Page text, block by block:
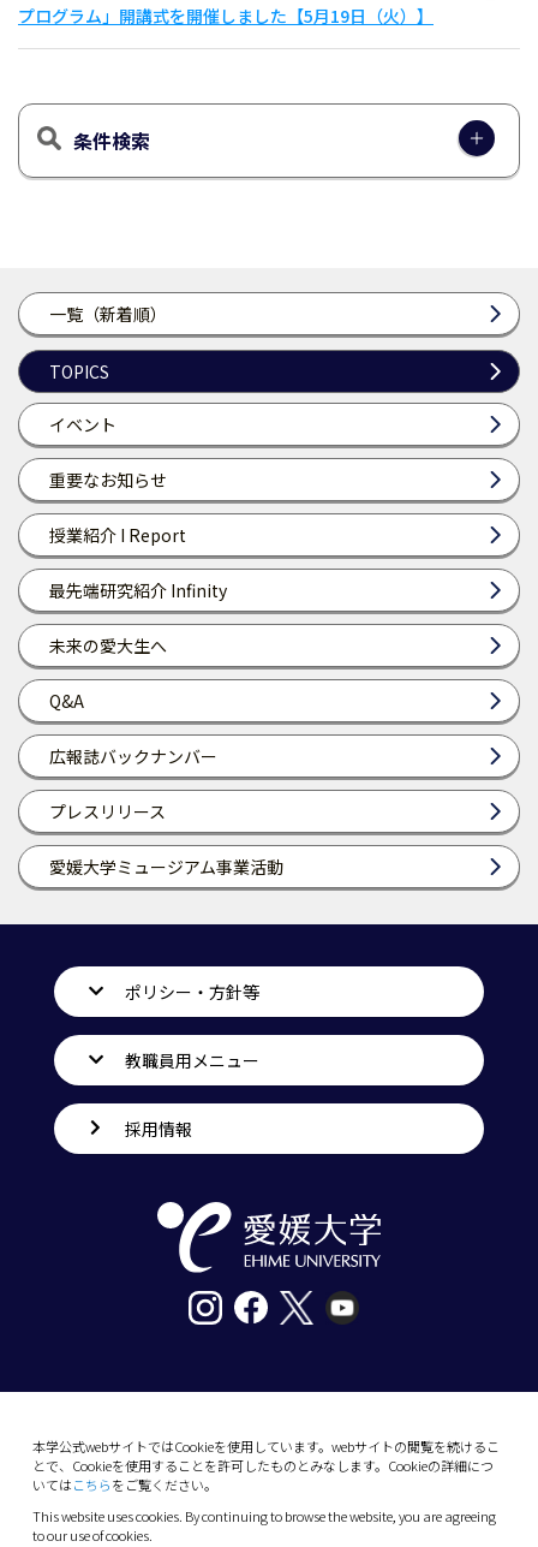
一覧（新着順）
TOPICS
イベント
重要なお知らせ
授業紹介 I Report
最先端研究紹介 Infinity
未来の愛大生へ
Q&A
広報誌バックナンバー
プレスリリース
愛媛大学ミュージアム事業活動
プログラム」開講式を開催しました【5月19日（火）】
条件検索
本学公式webサイトではCookieを使用しています。webサイトの閲覧を続けるこ
とで、Cookieを使用することを許可したものとみなします。Cookieの詳細につ
いてはこちらをご覧ください。
This website uses cookies. By continuing to browse the website, you are agreeing
to our use of cookies.
ポリシー・方針等
教職員用メニュー
採用情報
10-13 Dogo-Himata, Matsuyama, Ehime 790-
Phone: +81 89-927-9000